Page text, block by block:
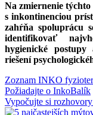
Na zmiernenie
s inkontinenciou
zahŕňa spoluprácu
identifikovať
hygienické
riešení
Zoznam INKO
Požiadajte o InkoBalík
Vypočujte si